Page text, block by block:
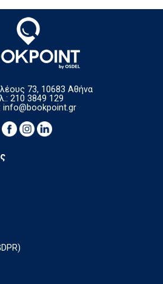
73, 10683 Αθήνα
210 3849 129
info@bookpoint.gr